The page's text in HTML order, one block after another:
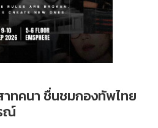
ทคนา ชื่นชมกองทัพไทย
ณ์